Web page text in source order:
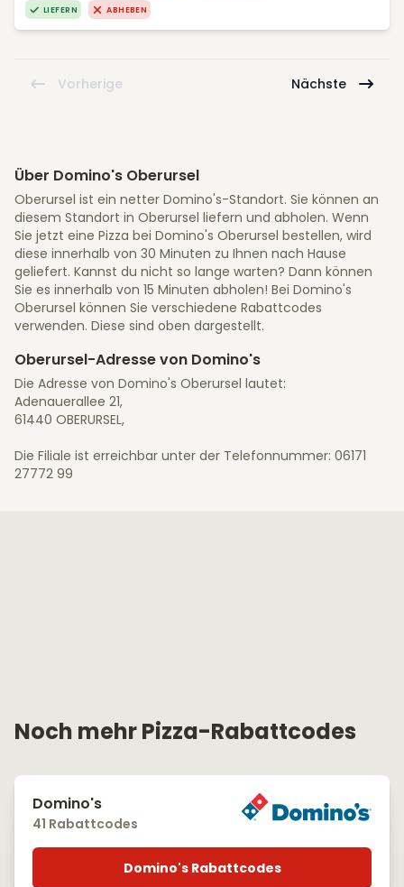
LIEFERN ABHEBEN
Vorherige Nächste
Über Domino's Oberursel
Oberursel ist ein netter Domino's-Standort. Sie können an
diesem Standort in Oberursel liefern und abholen. Wenn
Sie jetzt eine Pizza bei Domino's Oberursel bestellen, wird
diese innerhalb von 30 Minuten zu Ihnen nach Hause
geliefert. Kannst du nicht so lange warten? Dann können
Sie es innerhalb von 15 Minuten abholen! Bei Domino's
Oberursel können Sie verschiedene Rabattcodes
verwenden. Diese sind oben dargestellt.
Oberursel-Adresse von Domino's
Die Adresse von Domino's Oberursel lautet:
Adenauerallee 21,
61440 OBERURSEL,
Die Filiale ist erreichbar unter der Telefonnummer: 06171
27772 99
Noch mehr Pizza-Rabattcodes
Domino's
41 Rabattcodes
Domino's Rabattcodes